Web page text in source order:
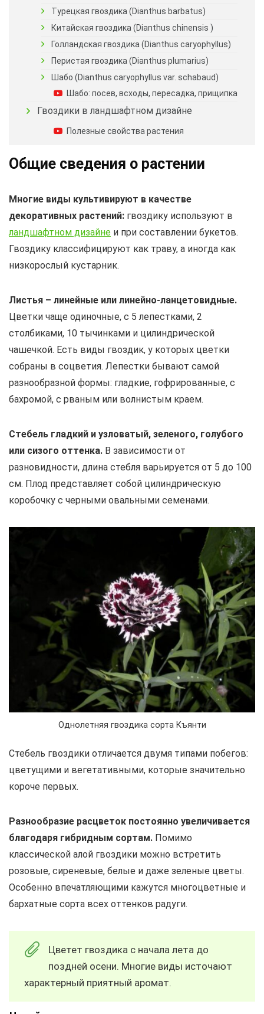
Турецкая гвоздика (Dianthus barbatus)
Китайская гвоздика (Dianthus chinensis )
Голландская гвоздика (Dianthus caryophyllus)
Перистая гвоздика (Dianthus plumarius)
Шабо (Dianthus caryophyllus var. schabaud)
Шабо: посев, всходы, пересадка, прищипка
Гвоздики в ландшафтном дизайне
Полезные свойства растения
Общие сведения о растении
Многие виды культивируют в качестве
декоративных растений: гвоздику используют в
ландшафтном дизайне и при составлении букетов.
Гвоздику классифицируют как траву, а иногда как
низкорослый кустарник.
Листья – линейные или линейно-ланцетовидные.
Цветки чаще одиночные, с 5 лепестками, 2
столбиками, 10 тычинками и цилиндрической
чашечкой. Есть виды гвоздик, у которых цветки
собраны в соцветия. Лепестки бывают самой
разнообразной формы: гладкие, гофрированные, с
бахромой, с рваным или волнистым краем.
Стебель гладкий и узловатый, зеленого, голубого
или сизого оттенка. В зависимости от
разновидности, длина стебля варьируется от 5 до 100
см. Плод представляет собой цилиндрическую
коробочку с черными овальными семенами.
Однолетняя гвоздика сорта Къянти
Стебель гвоздики отличается двумя типами побегов:
цветущими и вегетативными, которые значительно
короче первых.
Разнообразие расцветок постоянно увеличивается
благодаря гибридным сортам. Помимо
классической алой гвоздики можно встретить
розовые, сиреневые, белые и даже зеленые цветы.
Особенно впечатляющими кажутся многоцветные и
бархатные сорта всех оттенков радуги.
Цветет гвоздика с начала лета до
поздней осени. Многие виды источают
характерный приятный аромат.